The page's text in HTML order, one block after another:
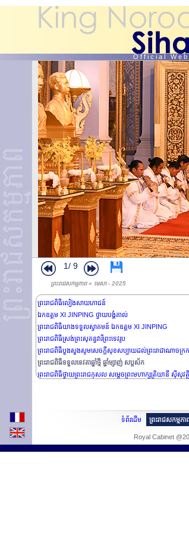
O f f i c i a l W e b
1/ 9
ព្រះរាជសកម្មភាព » មេសា - 2025
ព្រះរាជពិធីលៀងសាយភោជន៍
ឯកឧត្តម XI JINPING ថ្វាយបង្គំគាល់
ព្រះរាជពិធីយាងទទួលស្វាគមន៍ ឯកឧត្តម XI JINPING
ព្រះរាជពិធីស្រង់ព្រះសុគន្ធវារីព្រះទេវរូប
ព្រះរាជពិធីបួងសួងសូមសេចក្តីសុខសប្បាយដល់ព្រះរាជាណាចក្រក
ព្រះរាជពិធីទទួលទេវតាឆ្នាំថ្មី ឆ្នាំម្សាញ់ សប្តស័ក
ព្រះរាជពិធីថ្វាយព្រះរាជកុសល សម្តេចព្រះមហាក្សត្រិយានី ស៊ីសុវតិ្
ទំព័រដើម ព្រះរាជសកម្មភា
Royal Cabinet